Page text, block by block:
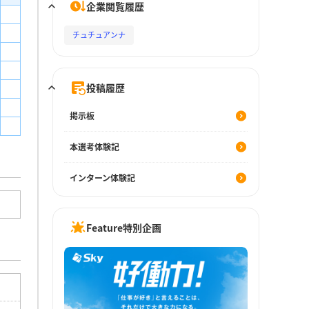
企業閲覧履歴
チュチュアンナ
投稿履歴
掲示板
本選考体験記
インターン体験記
Feature特別企画